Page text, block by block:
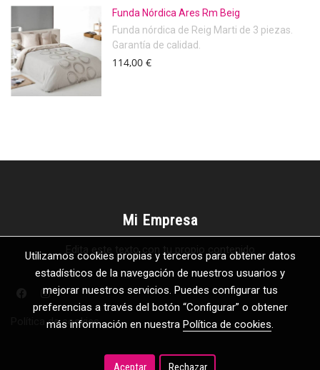
Funda Nórdica Ares Rm Beig
Funda nórdica de Reig Marti de 3 piezas.
Garantía de calidad.
114,00 €
Mi Empresa
Edita este texto con tu propio contenido
Política de cookies
Utilizamos cookies propias y terceros para obtener datos
estadísticos de la navegación de nuestros usuarios y
mejorar nuestros servicios. Puedes configurar tus
preferencias a través del botón “Configurar” o obtener
más información en nuestra Política de cookies
Aceptar Rechazar